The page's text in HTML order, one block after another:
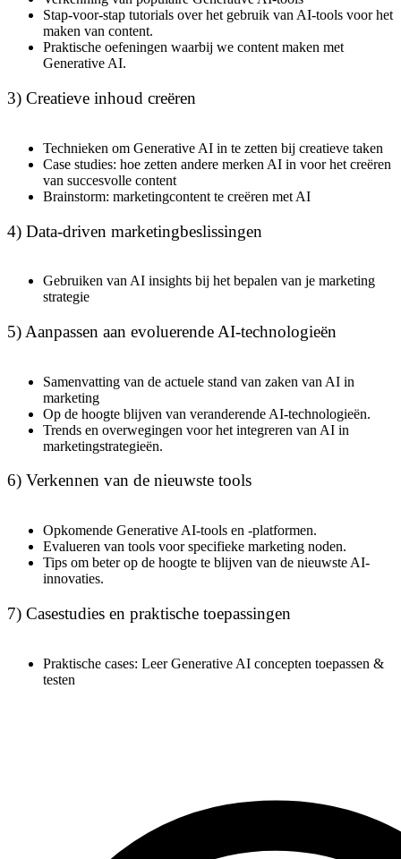
Stap-voor-stap tutorials over het gebruik van AI-tools voor het
maken van content.
Praktische oefeningen waarbij we content maken met
Generative AI.
3) Creatieve inhoud creëren
Technieken om Generative AI in te zetten bij creatieve taken
Case studies: hoe zetten andere merken AI in voor het creëren
van succesvolle content
Brainstorm: marketingcontent te creëren met AI
4) Data-driven marketingbeslissingen
Gebruiken van AI insights bij het bepalen van je marketing
strategie
5) Aanpassen aan evoluerende AI-technologieën
Samenvatting van de actuele stand van zaken van AI in
marketing
Op de hoogte blijven van veranderende AI-technologieën.
Trends en overwegingen voor het integreren van AI in
marketingstrategieën.
6) Verkennen van de nieuwste tools
Opkomende Generative AI-tools en -platformen.
Evalueren van tools voor specifieke marketing noden.
Tips om beter op de hoogte te blijven van de nieuwste AI-
innovaties.
7) Casestudies en praktische toepassingen
Praktische cases: Leer Generative AI concepten toepassen &
testen